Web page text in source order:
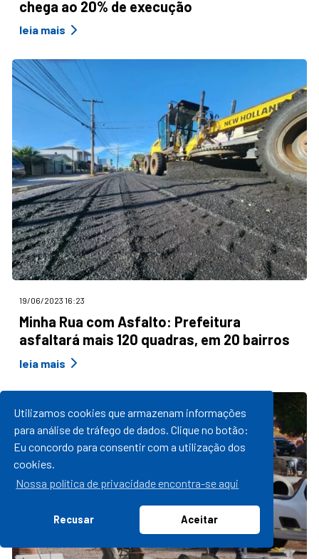
Utilizamos cookies que armazenam informações
para análise de tráfego de dados. Clique no botão:
Eu concordo para consentir com a utilização dos
cookies.
Nossa política de privacidade encontra-se aqui
Recusar Aceitar
chega ao 20% de execução
leia mais
19/06/2023 16:23
Minha Rua com Asfalto: Prefeitura
asfaltará mais 120 quadras, em 20 bairros
leia mais